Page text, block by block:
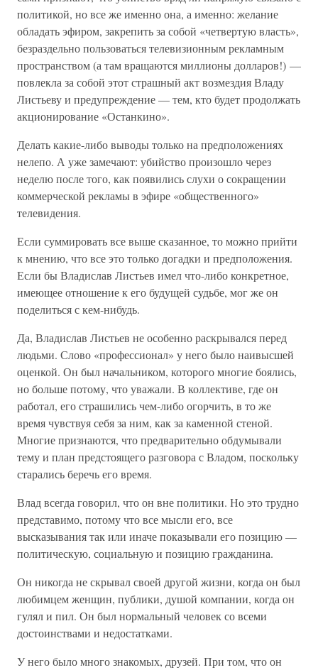
политикой, но все же именно она, а именно: желание
обладать эфиром, закрепить за собой «четвертую власть»,
безраздельно пользоваться телевизионным рекламным
пространством (а там вращаются миллионы долларов!) —
повлекла за собой этот страшный акт возмездия Владу
Листьеву и предупреждение — тем, кто будет продолжать
акционирование «Останкино».
Делать какие-либо выводы только на предположениях
нелепо. А уже замечают: убийство произошло через
неделю после того, как появились слухи о сокращении
коммерческой рекламы в эфире «общественного»
телевидения.
Если суммировать все выше сказанное, то можно прийти
к мнению, что все это только догадки и предположения.
Если бы Владислав Листьев имел что-либо конкретное,
имеющее отношение к его будущей судьбе, мог же он
поделиться с кем-нибудь.
Да, Владислав Листьев не особенно раскрывался перед
людьми. Слово «профессионал» у него было наивысшей
оценкой. Он был начальником, которого многие боялись,
но больше потому, что уважали. В коллективе, где он
работал, его страшились чем-либо огорчить, в то же
время чувствуя себя за ним, как за каменной стеной.
Многие признаются, что предварительно обдумывали
тему и план предстоящего разговора с Владом, поскольку
старались беречь его время.
Влад всегда говорил, что он вне политики. Но это трудно
представимо, потому что все мысли его, все
высказывания так или иначе показывали его позицию —
политическую, социальную и позицию гражданина.
Он никогда не скрывал своей другой жизни, когда он был
любимцем женщин, публики, душой компании, когда он
гулял и пил. Он был нормальный человек со всеми
достоинствами и недостатками.
У него было много знакомых, друзей. При том, что он